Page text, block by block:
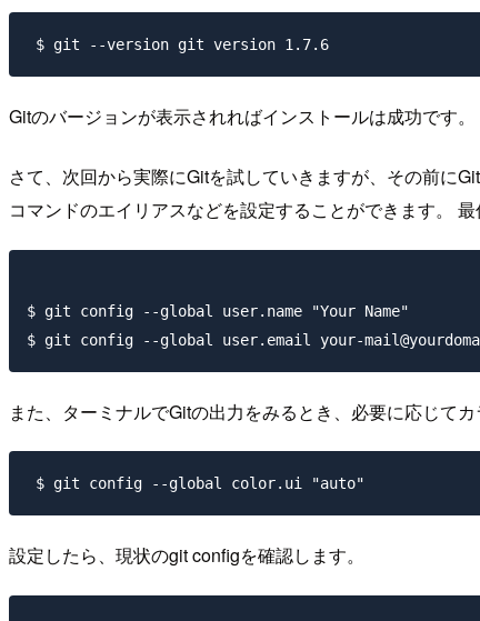
$ git --version git version 1.7.6
Gitのバージョンが表示されればインストールは成功です。
さて、次回から実際にGitを試していきますが、その前に
コマンドのエイリアスなどを設定することができます。
$ git config --global user.name "Your Name"
$ git config --global user.email your-
また、ターミナルでGitの出力をみるとき、必要に応じて
$ git config --global color.ui "auto"
設定したら、現状のgit configを確認します。